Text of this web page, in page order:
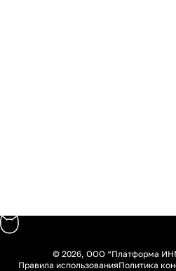
© 2026, ООО “Платформа
Правила использованияПолитика